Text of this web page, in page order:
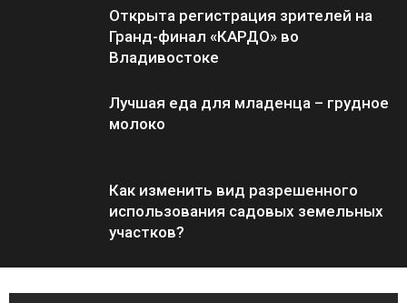
Открыта регистрация зрителей на
Гранд-финал «КАРДО» во
Владивостоке
Лучшая еда для младенца – грудное
молоко
Как изменить вид разрешенного
использования садовых земельных
участков?